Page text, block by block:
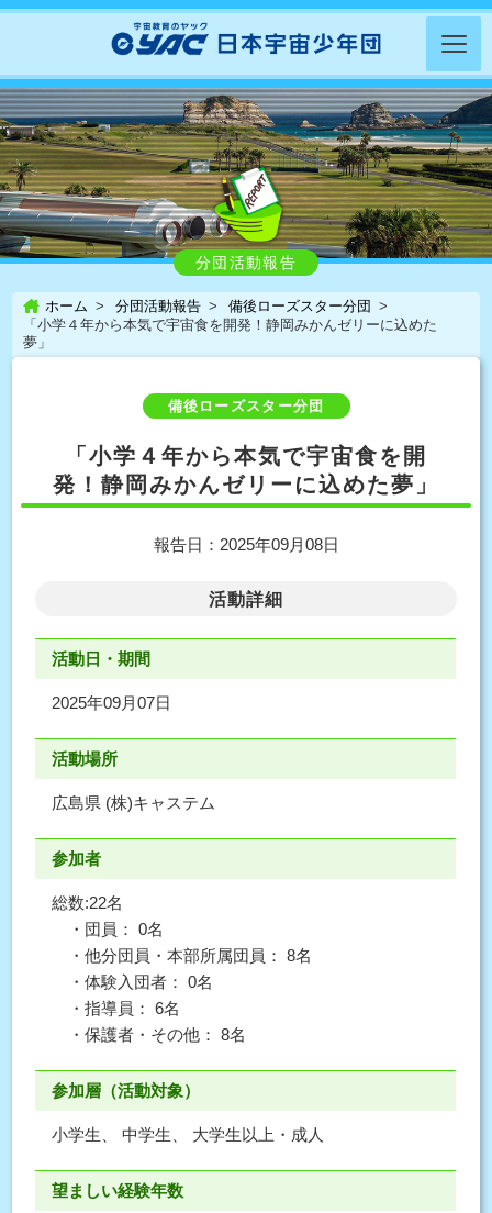
分団活動報告
ホーム 分団活動報告
備後ローズスター分団
「小学４年から本気で宇宙食を開発！静岡みかんゼリーに込めた
夢」
備後ローズスター分団
「小学４年から本気で宇宙食を開
発！静岡みかんゼリーに込めた夢」
報告日：2025年09月08日
活動詳細
活動日・期間
2025年09月07日
活動場所
広島県 (株)キャステム
参加者
総数:22名
・団員： 0名
・他分団員・本部所属団員： 8名
・体験入団者： 0名
・指導員： 6名
・保護者・その他： 8名
参加層（活動対象）
小学生、 中学生、 大学生以上・成人
望ましい経験年数